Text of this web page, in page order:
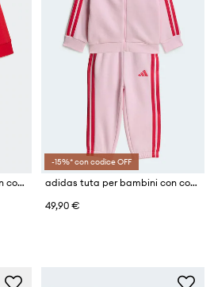
adidas tuta per bambini con cotone
-15%* con codice OFF
adidas tuta per bambini con cotone
49,90 €